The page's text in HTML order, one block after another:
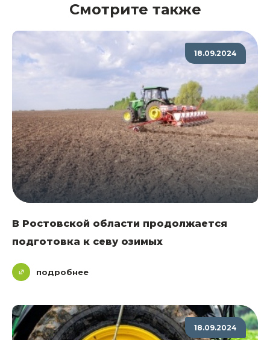
Смотрите также
18.09.2024
В Ростовской области продолжается
подготовка к севу озимых
подробнее
18.09.2024